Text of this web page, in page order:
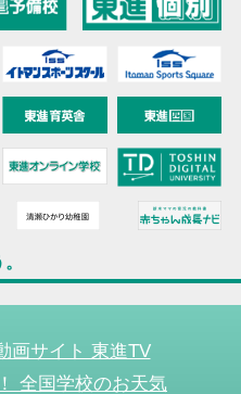
画サイト 東進TV
全国学校のお天気